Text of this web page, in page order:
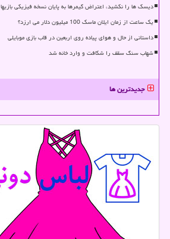
دیسک ها را نکشید، اعتراض گیمرها به پایان نسخه فیزیکی بازیها
یک ساعت از زمان ایلان ماسک 100 میلیون دلار می ارزد؟
داستانی از حال و هوای پیاده روی اربعین در قاب بازی موبایلی
شهاب سنگ سقف را شکافت و وارد خانه شد
جدیدترین ها